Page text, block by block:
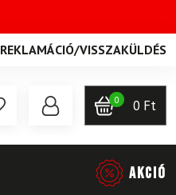
REKLAMÁCIÓ/VISSZAKÜLDÉS
0 0 Ft
AKCIÓ